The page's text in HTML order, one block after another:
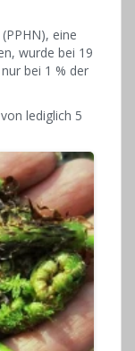
eine
wurde bei 19
bei 1 % der
lediglich 5